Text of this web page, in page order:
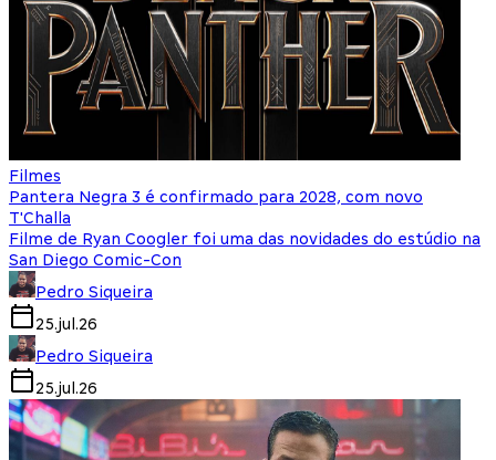
Filmes
Pantera Negra 3 é confirmado para 2028, com novo
T'Challa
Filme de Ryan Coogler foi uma das novidades do estúdio na
San Diego Comic-Con
Pedro Siqueira
25.jul.26
Pedro Siqueira
25.jul.26